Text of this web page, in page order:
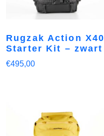
Rugzak Action X40
Starter Kit – zwart
€495,00